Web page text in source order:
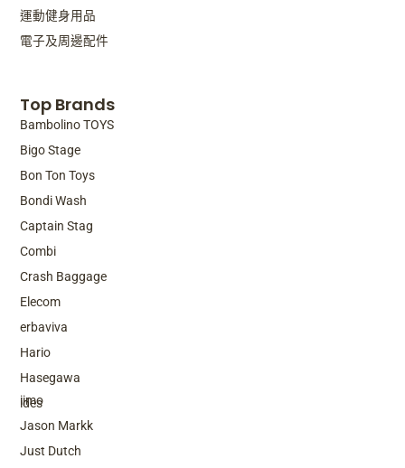
Top Brands
iimo
Jason Markk
Just Dutch
Top Brands
Bambolino TOYS
Bigo Stage
Bon Ton Toys
Bondi Wash
Captain Stag
Combi
Crash Baggage
Elecom
erbaviva
Hario
Hasegawa
ides
運動健身用品
電子及周邊配件